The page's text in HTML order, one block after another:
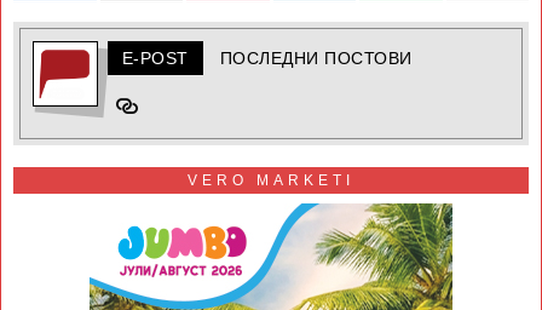
E-POST ПОСЛЕДНИ ПОСТОВИ
VERO MARKETI